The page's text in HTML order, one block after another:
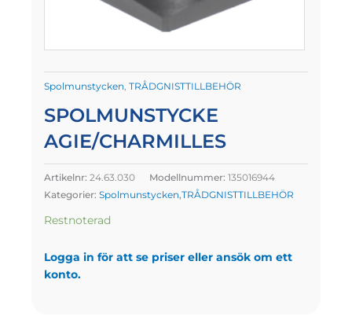
Spolmunstycken TRÅDGNISTTILLBEHÖR
SPOLMUNSTYCKE
AGIE/CHARMILLES
Artikelnr: 24.63.030 Modellnummer: 135016944
Kategorier: Spolmunstycken,TRÅDGNISTTILLBEHÖR
Restnoterad
Logga in för att se priser eller ansök om ett
konto.